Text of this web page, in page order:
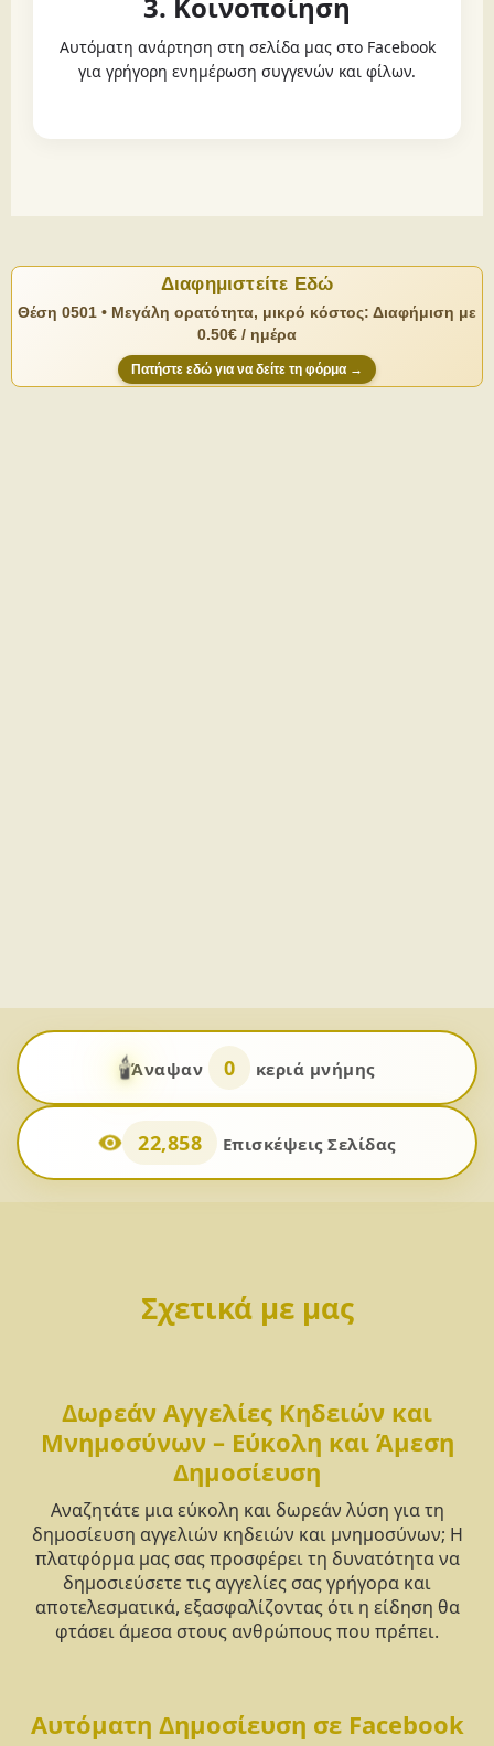
Αυτόματη ανάρτηση στη σελίδα μας στο Facebook
για γρήγορη ενημέρωση συγγενών και φίλων.
Διαφημιστείτε Εδώ
Θέση 0501 • Μεγάλη ορατότητα, μικρό κόστος: Διαφήμιση με
0.50€ / ημέρα
Πατήστε εδώ για να δείτε τη φόρμα →
🕯️Άναψαν 0 κεριά μνήμης
22,858 Επισκέψεις Σελίδας
Σχετικά με μας
Δωρεάν Αγγελίες Κηδειών και
Μνημοσύνων – Εύκολη και Άμεση
Δημοσίευση
Αναζητάτε μια εύκολη και δωρεάν λύση για τη
δημοσίευση αγγελιών κηδειών και μνημοσύνων; Η
πλατφόρμα μας σας προσφέρει τη δυνατότητα να
δημοσιεύσετε τις αγγελίες σας γρήγορα και
αποτελεσματικά, εξασφαλίζοντας ότι η είδηση θα
φτάσει άμεσα στους ανθρώπους που πρέπει.
Αυτόματη Δημοσίευση σε Facebook